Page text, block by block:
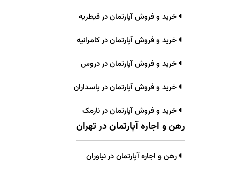
خرید و فروش آپارتمان در قیطریه
خرید و فروش آپارتمان در کامرانیه
خرید و فروش آپارتمان در دروس
خرید و فروش آپارتمان در پاسداران
خرید و فروش آپارتمان در نارمک
رهن و اجاره آپارتمان در تهران
رهن و اجاره آپارتمان در نیاوران